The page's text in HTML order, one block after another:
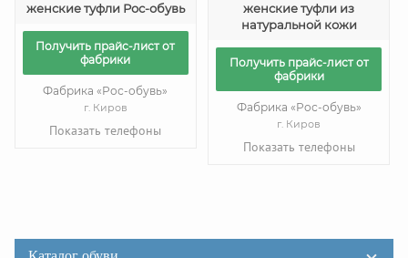
женские туфли Рос-обувь
Получить прайс-лист от
фабрики
Фабрика «Рос-обувь»
г. Киров
Показать телефоны
женские туфли из
натуральной кожи
Получить прайс-лист от
фабрики
Фабрика «Рос-обувь»
г. Киров
Показать телефоны